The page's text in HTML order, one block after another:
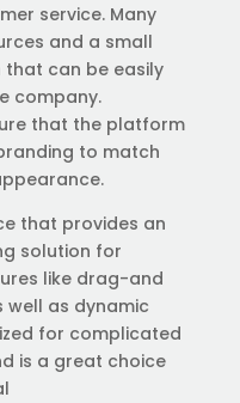
service. Many
and a small
can be easily
company.
that the platform
to match
that provides an
solution for
like drag-and
well as dynamic
for complicated
is a great choice